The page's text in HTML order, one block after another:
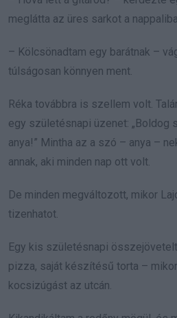
meglátta az üres sarkot a
– Kölcsönadtam egy barátnak –
túlságosan könnyen ment.
Réka továbbra is szellem volt.
egy születésnapi üzenet: „Boldog
anya!” Mintha az a szó – anya –
annak, aki minden nap ott volt.
De minden megváltozott, mikor
tizenhatot.
Egy kis születésnapi
pizza, saját készítésű torta –
kocsizúgást az utcán.